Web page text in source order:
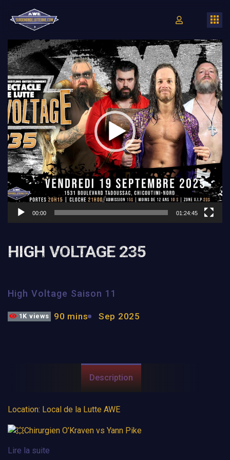
Lecteur
vidéo
00:00 01:24:45
HIGH VOLTAGE 235
High Voltage Saison 11
1K views 90 mins Sep 2025
Description
Location: Local de la Lutte AWE
Chirurgien O’Kraven vs Yann Pike
Deux favoris de la foule, le Chirurgien O’Kraven et Yann
Lire la suite